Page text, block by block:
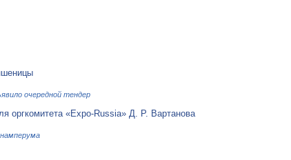
очередной тендер
оргкомитета «Expo-Russia» Д. Р. Вартанова